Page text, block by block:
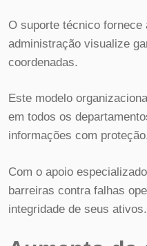
O suporte técnico
administração visualize
coordenadas.
Este modelo
em todos os
informações com
Com o apoio
barreiras contra falhas
integridade de seus ativos.